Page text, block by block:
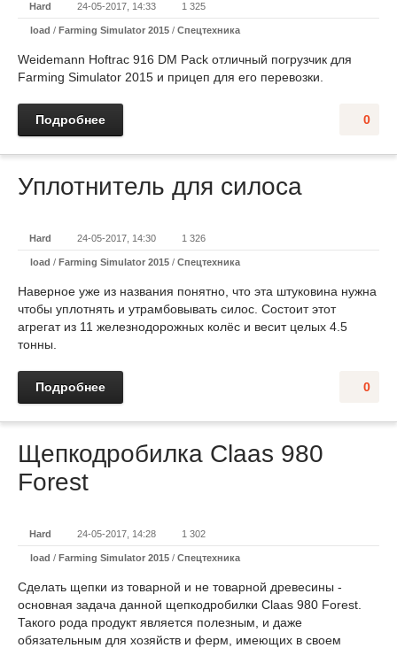
Hard 24-05-2017, 14:33 1 325
load / Farming Simulator 2015 / Спецтехника
Weidemann Hoftrac 916 DM Pack отличный погрузчик для
Farming Simulator 2015 и прицеп для его перевозки.
0
Подробнее
Уплотнитель для силоса
Hard 24-05-2017, 14:30 1 326
load / Farming Simulator 2015 / Спецтехника
Наверное уже из названия понятно, что эта штуковина нужна
чтобы уплотнять и утрамбовывать силос. Состоит этот
агрегат из 11 железнодорожных колёс и весит целых 4.5
тонны.
0
Подробнее
Щепкодробилка Claas 980
Forest
Hard 24-05-2017, 14:28 1 302
load / Farming Simulator 2015 / Спецтехника
Сделать щепки из товарной и не товарной древесины -
основная задача данной щепкодробилки Claas 980 Forest.
Такого рода продукт является полезным, и даже
обязательным для хозяйств и ферм, имеющих в своем